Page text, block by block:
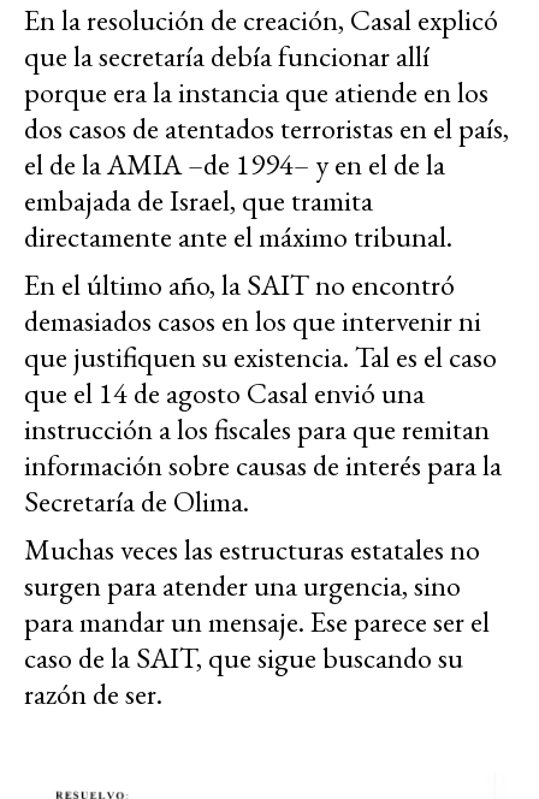
En la resolución de creación, Casal explicó
que la secretaría debía funcionar allí
porque era la instancia que atiende en los
dos casos de atentados terroristas en el país,
el de la AMIA –de 1994– y en el de la
embajada de Israel, que tramita
directamente ante el máximo tribunal.
En el último año, la SAIT no encontró
demasiados casos en los que intervenir ni
que justifiquen su existencia. Tal es el caso
que el 14 de agosto Casal envió una
instrucción a los fiscales para que remitan
información sobre causas de interés para la
Secretaría de Olima.
Muchas veces las estructuras estatales no
surgen para atender una urgencia, sino
para mandar un mensaje. Ese parece ser el
caso de la SAIT, que sigue buscando su
razón de ser.